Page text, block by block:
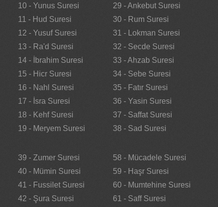
10 - Yunus Suresi
11 - Hud Suresi
12 - Yusuf Suresi
13 - Ra'd Suresi
14 - İbrahim Suresi
15 - Hicr Suresi
16 - Nahl Suresi
17 - İsra Suresi
18 - Kehf Suresi
19 - Meryem Suresi
29 - Ankebut Suresi
30 - Rum Suresi
31 - Lokman Suresi
32 - Secde Suresi
33 - Ahzab Suresi
34 - Sebe Suresi
35 - Fatır Suresi
36 - Yasin Suresi
37 - Saffat Suresi
38 - Sad Suresi
39 - Zumer Suresi
40 - Mümin Suresi
41 - Fussilet Suresi
42 - Şura Suresi
58 - Mücadele Suresi
59 - Haşr Suresi
60 - Mumtehine Suresi
61 - Saff Suresi